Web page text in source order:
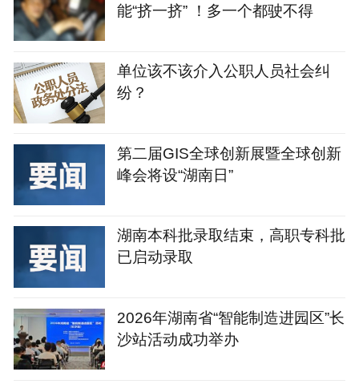
能“挤一挤” ！多一个都驶不得
单位该不该介入公职人员社会纠
纷？
第二届GIS全球创新展暨全球创新
峰会将设“湖南日”
湖南本科批录取结束，高职专科批
已启动录取
2026年湖南省“智能制造进园区”长
沙站活动成功举办